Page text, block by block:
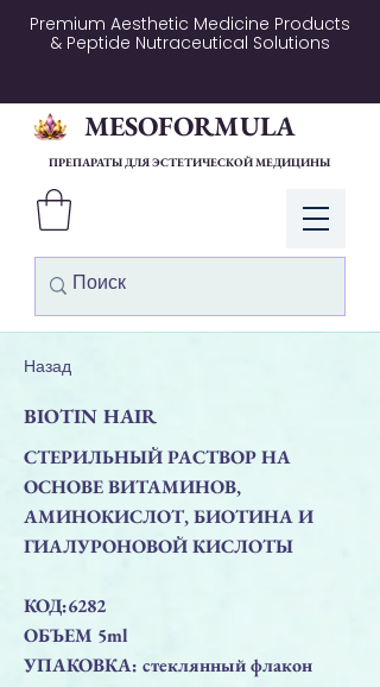
Premium Aesthetic Medicine Products
& Peptide Nutraceutical Solutions
Войти
MESOFORMULA
ПРЕПАРАТЫ ДЛЯ ЭСТЕТИЧЕСКОЙ МЕДИЦИНЫ
Назад
BIOTIN HAIR
СТЕРИЛЬНЫЙ РАСТВОР НА
ОСНОВЕ ВИТАМИНОВ,
АМИНОКИСЛОТ, БИОТИНА И
ГИАЛУРОНОВОЙ КИСЛОТЫ
КОД:6282
ОБЪЕМ 5ml
УПАКОВКА: стеклянный флакон